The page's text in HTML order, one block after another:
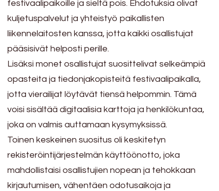
festivaalipaikoille ja sieltä pois. Ehdotuksia olivat
kuljetuspalvelut ja yhteistyö paikallisten
liikennelaitosten kanssa, jotta kaikki osallistujat
pääsisivät helposti perille.
Lisäksi monet osallistujat suosittelivat selkeämpiä
opasteita ja tiedonjakopisteitä festivaalipaikalla,
jotta vierailijat löytävät tiensä helpommin. Tämä
voisi sisältää digitaalisia karttoja ja henkilökuntaa,
joka on valmis auttamaan kysymyksissä.
Toinen keskeinen suositus oli keskitetyn
rekisteröintijärjestelmän käyttöönotto, joka
mahdollistaisi osallistujien nopean ja tehokkaan
kirjautumisen, vähentäen odotusaikoja ja